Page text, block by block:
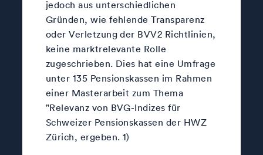
jedoch aus unterschiedlichen
Gründen, wie fehlende Transparenz
oder Verletzung der BVV2 Richtlinien,
keine marktrelevante Rolle
zugeschrieben. Dies hat eine Umfrage
unter 135 Pensionskassen im Rahmen
einer Masterarbeit zum Thema
"Relevanz von BVG-Indizes für
Schweizer Pensionskassen der HWZ
Zürich, ergeben. 1)